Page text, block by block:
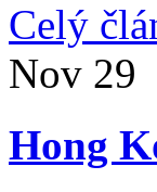
Celý
Nov 29
Hong